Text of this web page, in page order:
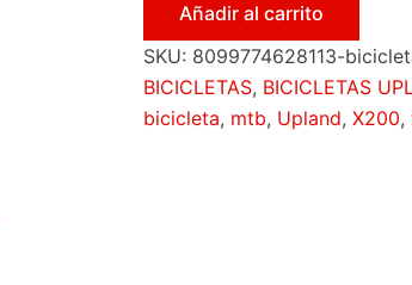
Añadir al carrito
SKU: 8099774628113-
BICICLETAS, BICICLETAS
bicicleta, mtb, Upland, X200,